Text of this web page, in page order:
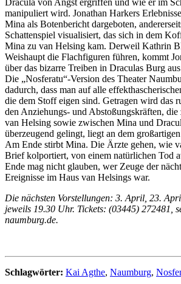
Dracula von Angst ergriffen und wie er im
manipuliert wird. Jonathan Harkers
Mina als Botenbericht dargeboten,
Schattenspiel visualisiert, das sich in dem
Mina zu van Helsing kam. Derweil Kathrin
Weishaupt die Flachfiguren führen, kommt
über das bizarre Treiben in Draculas Burg
Die „Nosferatu“-Version des Theater
dadurch, dass man auf alle
die dem Stoff eigen sind. Getragen wird das
den Anziehungs- und Abstoßungskräften,
van Helsing sowie zwischen Mina und
überzeugend gelingt, liegt an dem
Am Ende stirbt Mina. Die Ärzte gehen, wie
Brief kolportiert, von einem natürlichen Tod
Ende mag nicht glauben, wer Zeuge der
Ereignisse im Haus van Helsings war.
Die nächsten Vorstellungen: 3. April, 23.
jeweils 19.30 Uhr. Tickets: (03445) 272481,
naumburg.de.
Schlagwörter: Kai Agthe, Naumburg,